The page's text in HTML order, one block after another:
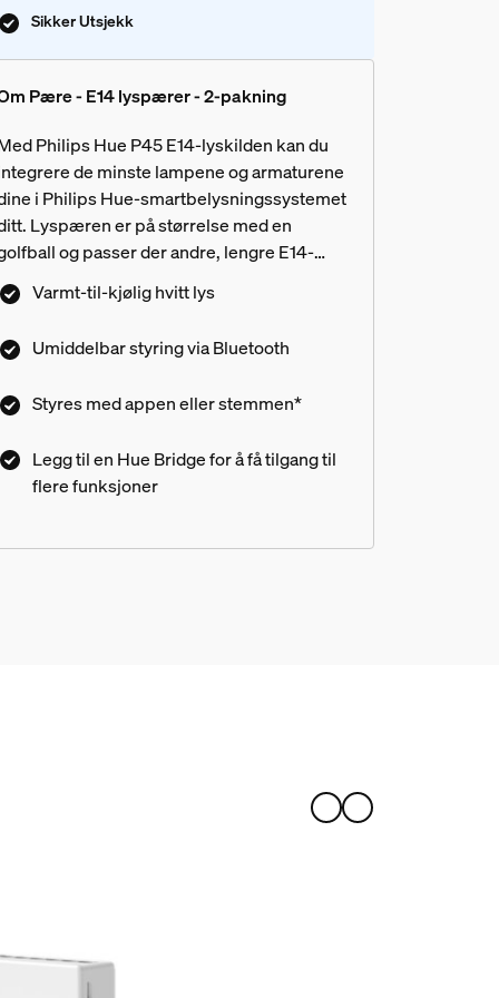
Sikker Utsjekk
Pære - E14 lyspærer - 2-pakning
Philips Hue P45 E14-lyskilden kan du
de minste lampene og armaturene
i Philips Hue-smartbelysningssystemet
Lyspæren er på størrelse med en
og passer der andre, lengre E14-
lyskilder ikke passer. Den er tilgjengelig i
hvit, Hue White Ambiance eller Hue White
hvilket som helst område i huset ditt med
Varmt-til-kjølig hvitt lys
Umiddelbar styring via Bluetooth
Styres med appen eller stemmen*
Legg til en Hue Bridge for å få tilgang til
flere funksjoner
and color ambiance